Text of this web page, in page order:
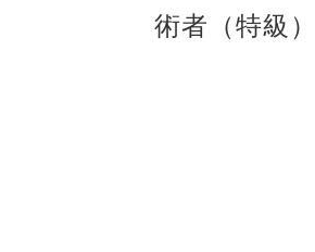
術者（特級